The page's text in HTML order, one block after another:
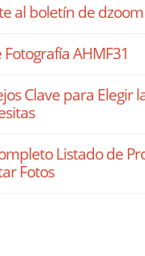
al boletín de dzoom
AHMF31
Clave para Elegir
Listado de
Fotos